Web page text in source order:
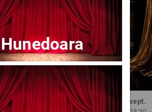
OPERA BRAȘOV ESTIVAL – DANCING SUMMER - SPECTACOL DE BALET Dum, 6 sept.
Hunedoara